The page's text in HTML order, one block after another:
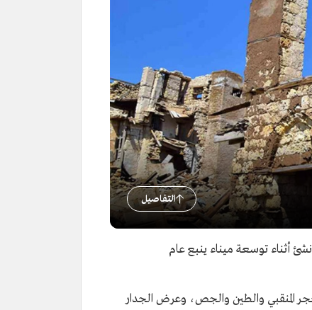
التفاصيل
أُنشئ أثناء توسعة ميناء ينبع عام
المنقبي والطين والجص، وعرض الجدار